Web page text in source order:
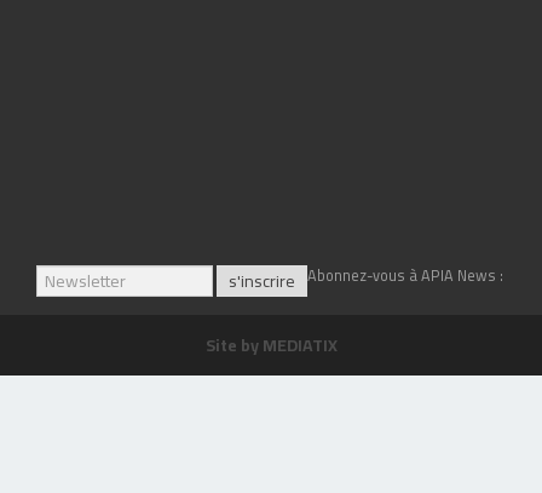
Abonnez-vous à APIA News :
Site byMEDIATIX